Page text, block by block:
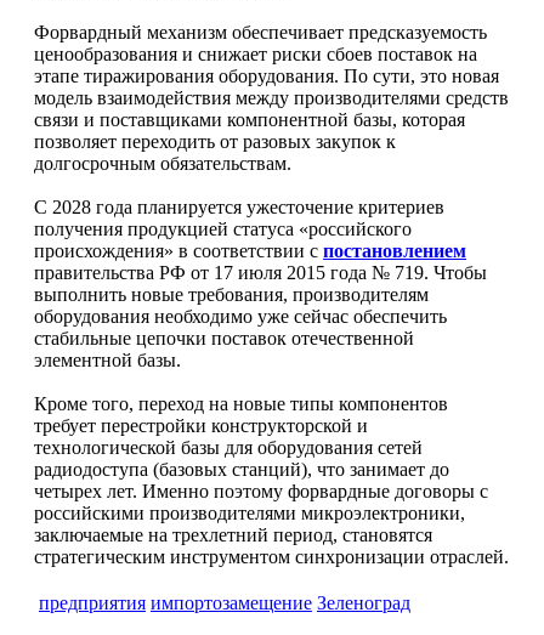
Форвардный механизм обеспечивает предсказуемость
ценообразования и снижает риски сбоев поставок на
этапе тиражирования оборудования. По сути, это новая
модель взаимодействия между производителями средств
связи и поставщиками компонентной базы, которая
позволяет переходить от разовых закупок к
долгосрочным обязательствам.
С 2028 года планируется ужесточение критериев
получения продукцией статуса «российского
происхождения» в соответствии с постановлением
правительства РФ от 17 июля 2015 года № 719. Чтобы
выполнить новые требования, производителям
оборудования необходимо уже сейчас обеспечить
стабильные цепочки поставок отечественной
элементной базы.
Кроме того, переход на новые типы компонентов
требует перестройки конструкторской и
технологической базы для оборудования сетей
радиодоступа (базовых станций), что занимает до
четырех лет. Именно поэтому форвардные договоры с
российскими производителями микроэлектроники,
заключаемые на трехлетний период, становятся
стратегическим инструментом синхронизации отраслей.
предприятия импортозамещение Зеленоград